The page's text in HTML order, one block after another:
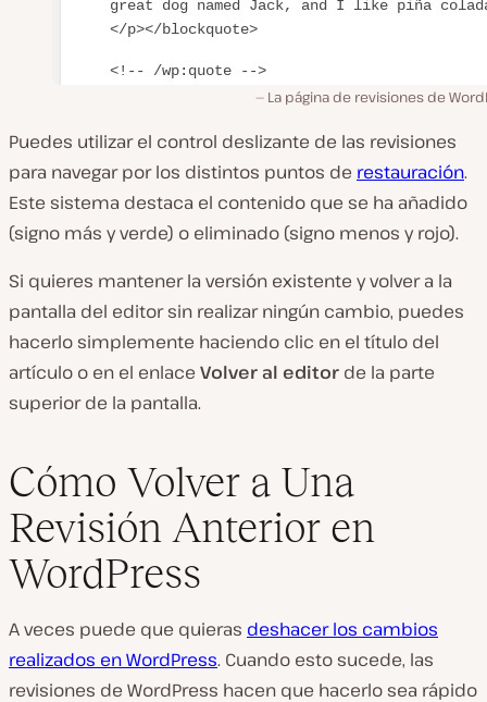
La página de revisiones de
Puedes utilizar el control deslizante de las revisiones
para navegar por los distintos puntos de restauración.
Este sistema destaca el contenido que se ha añadido
(signo más y verde) o eliminado (signo menos y rojo).
Si quieres mantener la versión existente y volver a la
pantalla del editor sin realizar ningún cambio, puedes
hacerlo simplemente haciendo clic en el título del
artículo o en el enlace Volver al editor de la parte
superior de la pantalla.
Cómo Volver a Una
Revisión Anterior en
WordPress
A veces puede que quieras deshacer los cambios
realizados en WordPress. Cuando esto sucede, las
revisiones de WordPress hacen que hacerlo sea rápido